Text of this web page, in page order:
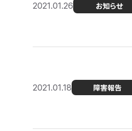
2021.01.26 お知らせ
2021.01.18 障害報告